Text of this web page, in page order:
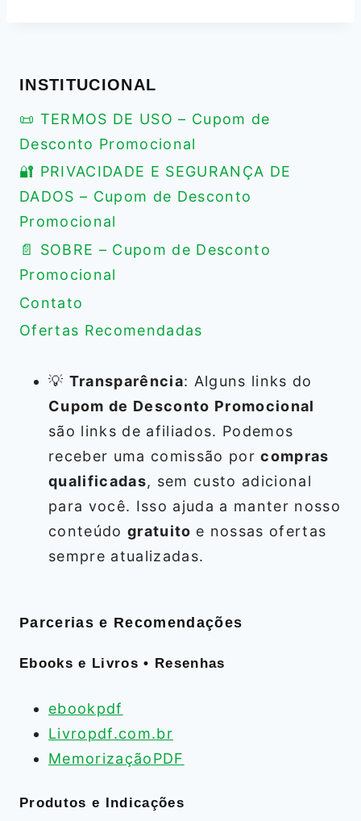
INSTITUCIONAL
📜 TERMOS DE USO – Cupom de
Desconto Promocional
🔐 PRIVACIDADE E SEGURANÇA DE
DADOS – Cupom de Desconto
Promocional
📄 SOBRE – Cupom de Desconto
Promocional
Contato
Ofertas Recomendadas
💡 Transparência: Alguns links do
Cupom de Desconto Promocional
são links de afiliados. Podemos
receber uma comissão porcompras
qualificadas, sem custo adicional
para você. Isso ajuda a manter nosso
conteúdo gratuito e nossas ofertas
sempre atualizadas.
Parcerias e Recomendações
Ebooks e Livros • Resenhas
ebookpdf
Livropdf.com.br
MemorizaçãoPDF
Produtos e Indicações